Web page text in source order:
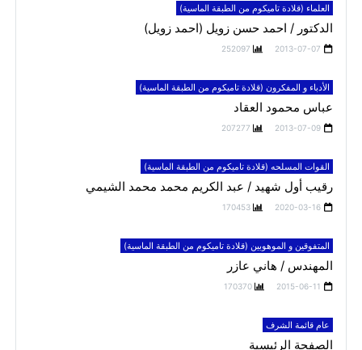
العلماء (قلادة تاميكوم من الطبقة الماسية)
الدكتور / احمد حسن زويل (احمد زويل)
2013-07-07
252097
الأدباء و المفكرون (قلادة تاميكوم من الطبقة الماسية)
عباس محمود العقاد
2013-07-09
207277
القوات المسلحه (قلادة تاميكوم من الطبقة الماسية)
رقيب أول شهيد / عبد الكريم محمد محمد الشيمي
2020-03-16
170453
المتفوقين و الموهوبين (قلادة تاميكوم من الطبقة الماسية)
المهندس / هاني عازر
2015-06-11
170370
عام قائمة الشرف
الصفحة الرئيسية